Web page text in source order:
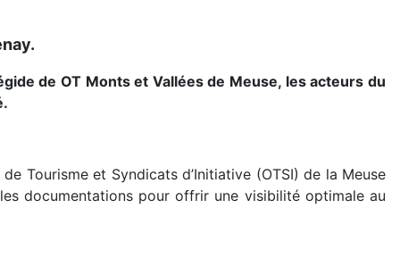
de OT Monts et Vallées de Meuse, les acteurs du
Tourisme et Syndicats d’Initiative (OTSI) de la Meuse
documentations pour offrir une visibilité optimale au